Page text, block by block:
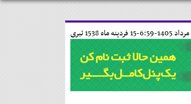
15 فردينه ماه 1538 تبری